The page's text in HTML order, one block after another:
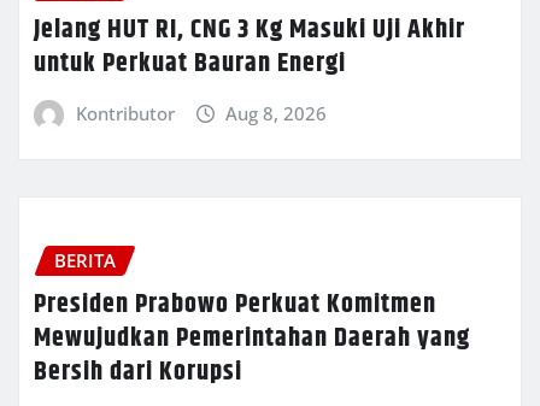
Jelang HUT RI, CNG 3 Kg Masuki Uji Akhir
untuk Perkuat Bauran Energi
Kontributor Aug 8, 2026
BERITA
Presiden Prabowo Perkuat Komitmen
Mewujudkan Pemerintahan Daerah yang
Bersih dari Korupsi